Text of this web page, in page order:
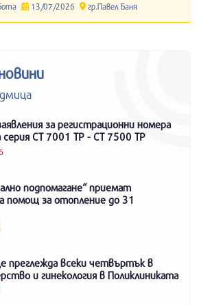
13/07/2026 гр.Павел Баня
за регистрационни номера
серия СТ 7001 ТР - СТ 7500 ТР
подпомагане“ приемат
помощ за отопление до 31
преглежда всеки четвъртък в
и гинекология в Поликлиниката